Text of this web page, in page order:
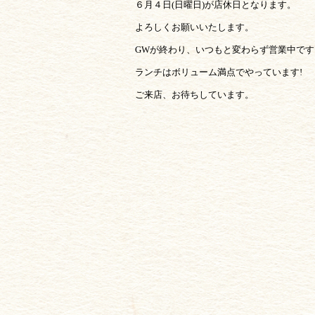
６月４日(日曜日)が店休日となります。
よろしくお願いいたします。
GWが終わり、いつもと変わらず営業中で
ランチはボリューム満点でやっています!
ご来店、お待ちしています。